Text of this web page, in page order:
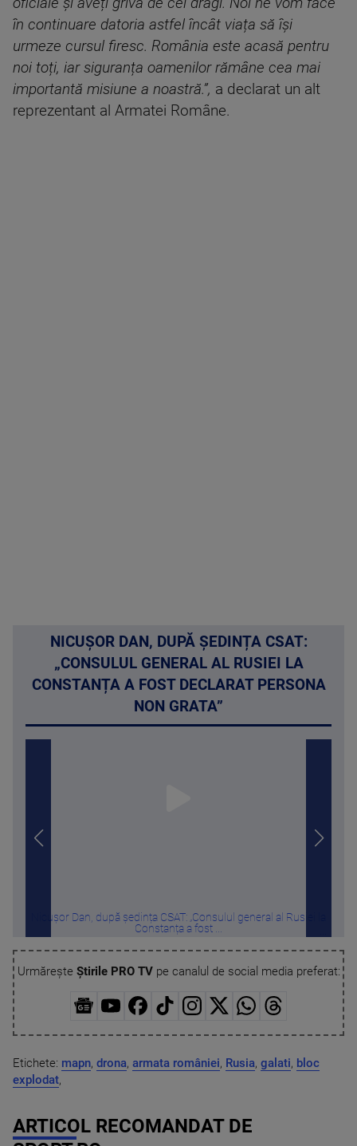
în continuare datoria astfel încât viața să își
urmeze cursul firesc. România este acasă pentru
noi toți, iar siguranța oamenilor rămâne cea mai
importantă misiune a noastră.”, a declarat un alt
reprezentant al Armatei Române.
NICUȘOR DAN, DUPĂ ȘEDINȚA CSAT:
„CONSULUL GENERAL AL RUSIEI LA
CONSTANȚA A FOST DECLARAT PERSONA
NON GRATA”
Nicușor Dan, după ședința CSAT: „Consulul general al Rusiei la
Constanța a fost ...
Urmărește Știrile PRO TVpe canalul de social media preferat:
Etichete: mapn, drona, armata româniei, Rusia, galati, bloc
explodat,
ARTICOL RECOMANDAT DE